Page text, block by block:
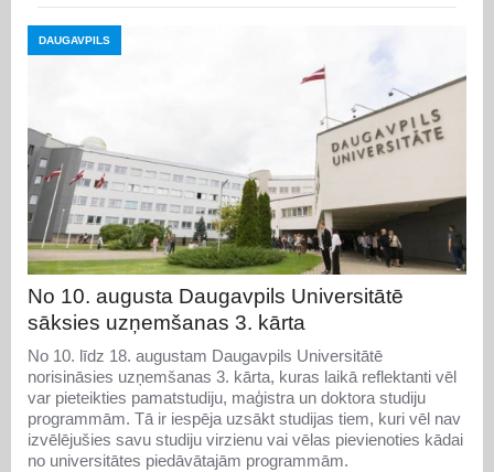
DAUGAVPILS
No 10. augusta Daugavpils Universitātē
sāksies uzņemšanas 3. kārta
No 10. līdz 18. augustam Daugavpils Universitātē
norisināsies uzņemšanas 3. kārta, kuras laikā reflektanti vēl
var pieteikties pamatstudiju, maģistra un doktora studiju
programmām. Tā ir iespēja uzsākt studijas tiem, kuri vēl nav
izvēlējušies savu studiju virzienu vai vēlas pievienoties kādai
no universitātes piedāvātajām programmām.